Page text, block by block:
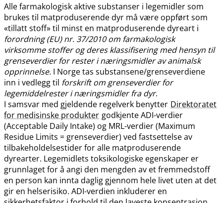
Alle farmakologisk aktive substanser i legemidler som
brukes til matproduserende dyr må være oppført som
«tillatt stoff» til minst en matproduserende dyreart i
forordning (EU) nr. 37/2010 om farmakologisk
virksomme stoffer og deres klassifisering med hensyn til
grenseverdier for rester i næringsmidler av animalsk
opprinnelse. I Norge tas substansene​/​grenseverdiene
inn i vedlegg til forskrift om grenseverdier for
legemiddelrester i næringsmidler fra dyr.
I samsvar med gjeldende regelverk benytter Direktoratet
for medisinske produkter godkjente ADI-verdier
(Acceptable Daily Intake) og MRL-verdier (Maximum
Residue Limits = grenseverdier) ved fastsettelse av
tilbakeholdelsestider for alle matproduserende
dyrearter. Legemidlets toksikologiske egenskaper er
grunnlaget for å angi den mengden av et fremmedstoff
en person kan innta daglig gjennom hele livet uten at det
gir en helserisiko. ADI-verdien inkluderer en